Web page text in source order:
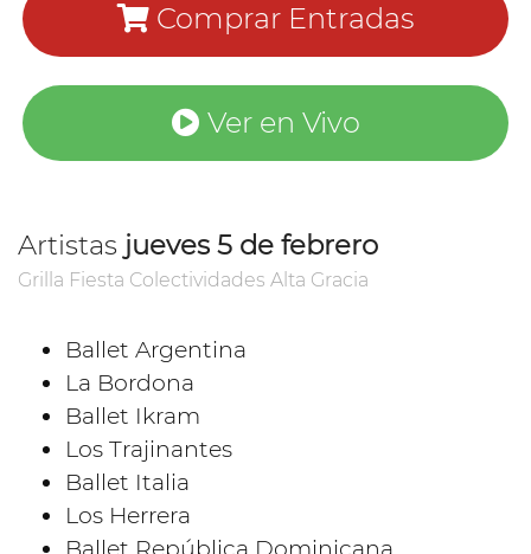
Comprar Entradas
Ver en Vivo
Artistas jueves 5 de febrero
Grilla Fiesta Colectividades Alta Gracia
Ballet Argentina
La Bordona
Ballet Ikram
Los Trajinantes
Ballet Italia
Los Herrera